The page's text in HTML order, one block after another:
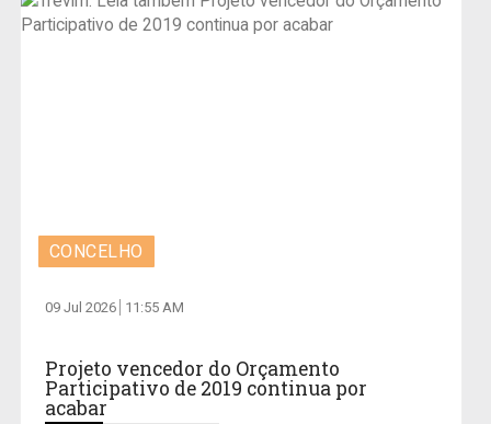
CONCELHO
09 Jul 2026 11:55 AM
Projeto vencedor do Orçamento
Participativo de 2019 continua por
acabar